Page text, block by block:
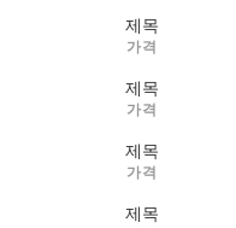
제목
가격
제목
가격
제목
가격
제목